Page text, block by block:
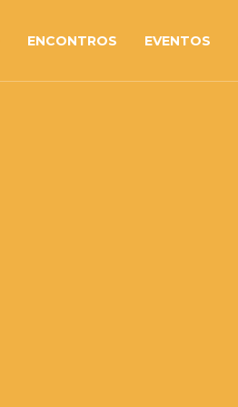
ENCONTROS EVENTOS